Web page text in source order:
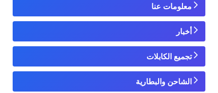
معلومات عنا
أخبار
تجميع الكابلات
الشاحن والبطارية